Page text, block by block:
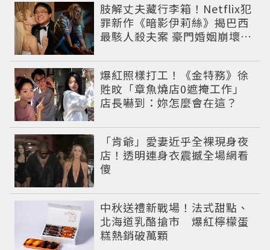
肢解丈夫藏行李箱！Netflix犯
罪新作《暗影伊莉絲》揭巴西
最駭人殺夫案 豪門婚姻崩壞釀
爆紅照樣打工！《金特務》徐
貹旼「章魚燒店0遮掩工作」
店長嚇到：妳怎麼會在這？
「肯爺」愛妻近乎全裸現身夜
店！透明連身衣震撼全場網看
傻
中秋送禮新戰場！法式甜點、
北海道乳酪搶市 爆紅檸檬蛋
糕熱銷破萬顆